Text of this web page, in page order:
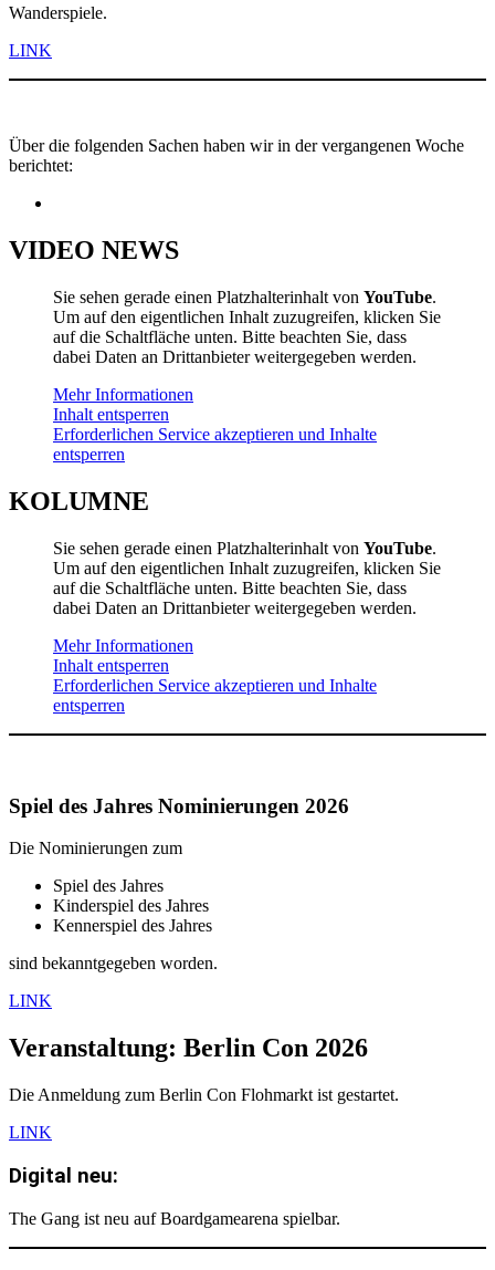
Wanderspiele.
LINK
Über die folgenden Sachen haben wir in der vergangenen Woche
berichtet:
VIDEO NEWS
Sie sehen gerade einen Platzhalterinhalt von YouTube.
Um auf den eigentlichen Inhalt zuzugreifen, klicken Sie
auf die Schaltfläche unten. Bitte beachten Sie, dass
dabei Daten an Drittanbieter weitergegeben werden.
Mehr Informationen
Inhalt entsperren
Erforderlichen Service akzeptieren und Inhalte
entsperren
KOLUMNE
Sie sehen gerade einen Platzhalterinhalt von YouTube.
Um auf den eigentlichen Inhalt zuzugreifen, klicken Sie
auf die Schaltfläche unten. Bitte beachten Sie, dass
dabei Daten an Drittanbieter weitergegeben werden.
Mehr Informationen
Inhalt entsperren
Erforderlichen Service akzeptieren und Inhalte
entsperren
Spiel des Jahres Nominierungen 2026
Die Nominierungen zum
Spiel des Jahres
Kinderspiel des Jahres
Kennerspiel des Jahres
sind bekanntgegeben worden.
LINK
Veranstaltung: Berlin Con 2026
Die Anmeldung zum Berlin Con Flohmarkt ist gestartet.
LINK
Digital neu:
The Gang ist neu auf Boardgamearena spielbar.